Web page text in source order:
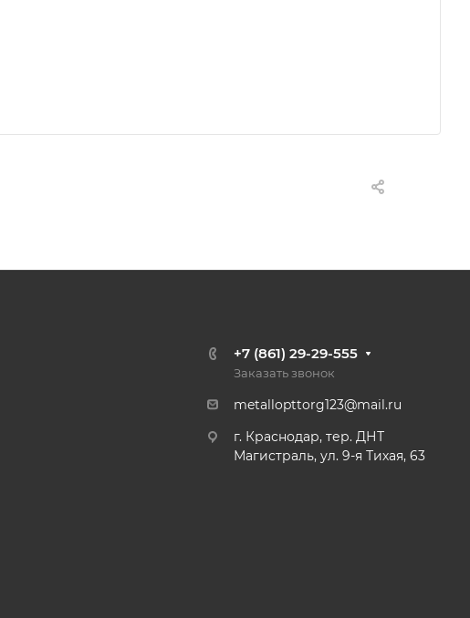
+7 (861) 29-29-555
Заказать звонок
metallopttorg123@mail.ru
г. Краснодар, тер. ДНТ
Магистраль, ул. 9-я Тихая, 63